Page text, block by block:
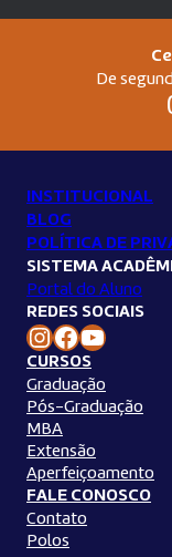
De
INSTITUCIONAL
BLOG
POLÍTICA DE
SISTEMA
Portal do Aluno
REDES SOCIAIS
Instagram Unilins Facebook Unilins Youtube Unilins
CURSOS
Graduação
Pós-Graduação
MBA
Extensão
Aperfeiçoamento
FALE CONOSCO
Contato
Polos